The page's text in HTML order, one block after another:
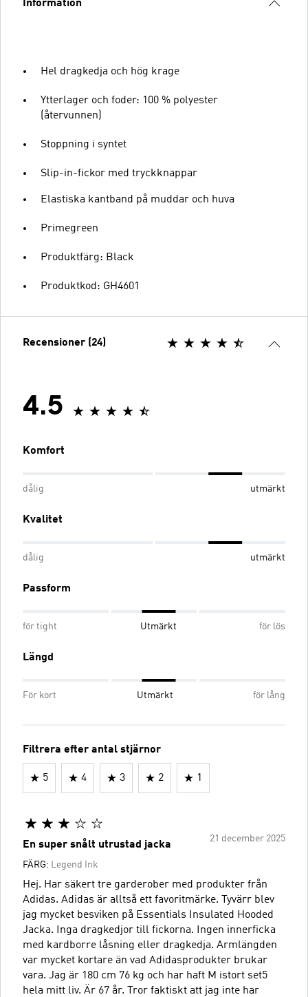
Information
Hel dragkedja och hög krage
Ytterlager och foder: 100 % polyester
(återvunnen)
Stoppning i syntet
Slip-in-fickor med tryckknappar
Elastiska kantband på muddar och huva
Primegreen
Produktfärg: Black
Produktkod: GH4601
Recensioner (24)
4.5
Komfort
dålig utmärkt
Kvalitet
dålig utmärkt
Passform
för tight Utmärkt för lös
Längd
För kort Utmärkt för lång
Filtrera efter antal stjärnor
5 4 3 2 1
21 december 2025
En super snålt utrustad jacka
FÄRG: Legend Ink
Hej. Har säkert tre garderober med produkter från
Adidas. Adidas är alltså ett favoritmärke. Tyvärr blev
jag mycket besviken på Essentials Insulated Hooded
Jacka. Inga dragkedjor till fickorna. Ingen innerficka
med kardborre låsning eller dragkedja. Armlängden
var mycket kortare än vad Adidasprodukter brukar
vara. Jag är 180 cm 76 kg och har haft M istort set5
hela mitt liv. Är 67 år. Tror faktiskt att jag inte har